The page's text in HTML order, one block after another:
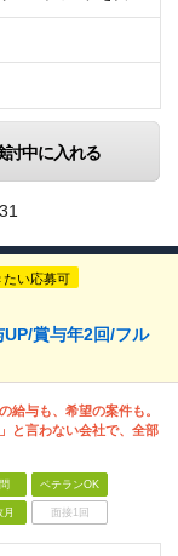
討中に入れる
たい応募可
賞与年2回/フル
給与も、希望の案件も。
と言わない会社で、全部
ベテランOK
月 面接1回